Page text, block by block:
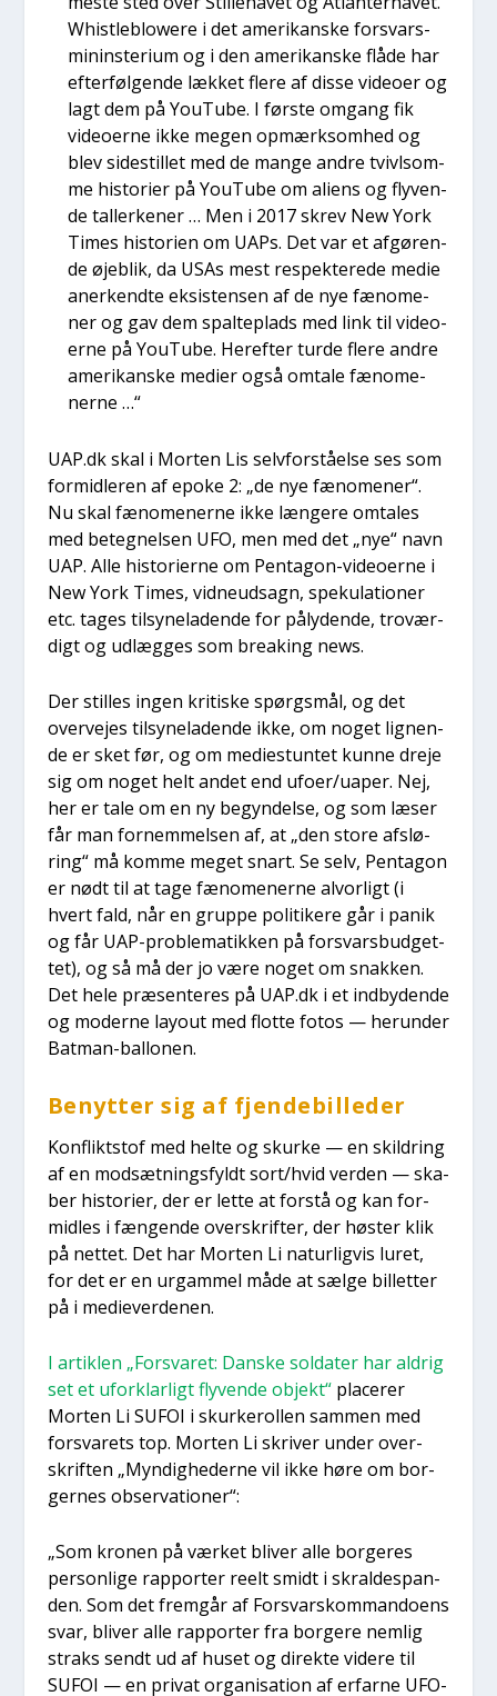
Whi­st­le­blowe­re i det ame­ri­kan­ske for­svars­
mi­nin­ste­ri­um og i den ame­ri­kan­ske flå­de har
efter­føl­gen­de læk­ket fle­re af dis­se video­er og
lagt dem på YouTu­be. I før­ste omgang fik
video­er­ne ikke megen opmærk­som­hed og
blev sidestil­let med de man­ge andre tvivls­om­
me histo­ri­er på YouTu­be om ali­ens og fly­ven­
de tal­ler­ke­ner … Men i 2017 skrev New York
Times histo­ri­en om UAPs. Det var et afgø­ren­
de øje­blik, da USAs mest respek­te­re­de medie
aner­kend­te eksi­sten­sen af de nye fæno­me­
ner og gav dem spal­te­plads med link til video­
er­ne på YouTu­be. Her­ef­ter tur­de fle­re andre
ame­ri­kan­ske medi­er også omta­le fæno­me­
ner­ne …“
UAP.dk skal i Mor­ten Lis selv­for­stå­el­se ses som
for­mid­le­ren af epo­ke 2: „de nye fæno­me­ner“.
Nu skal fæno­me­ner­ne ikke læn­ge­re omta­les
med beteg­nel­sen UFO, men med det „nye“ navn
UAP. Alle histo­ri­er­ne om Pen­ta­gon-video­er­ne i
New York Times, vid­neud­sagn, spe­ku­la­tio­ner
etc. tages til­sy­ne­la­den­de for påly­den­de, tro­vær­
digt og udlæg­ges som bre­aking news.
Der stil­les ingen kri­ti­ske spørgs­mål, og det
over­ve­jes til­sy­ne­la­den­de ikke, om noget lig­nen­
de er sket før, og om medi­estun­tet kun­ne dre­je
sig om noget helt andet end ufoer/uaper. Nej,
her er tale om en ny begyn­del­se, og som læser
får man for­nem­mel­sen af, at „den sto­re afslø­
ring“ må kom­me meget snart. Se selv, Pen­ta­gon
er nødt til at tage fæno­me­ner­ne alvor­ligt (i
hvert fald, når en grup­pe poli­ti­ke­re går i panik
og får UAP-pro­ble­ma­tik­ken på for­svars­bud­get­
tet), og så må der jo være noget om snak­ken.
Det hele præ­sen­te­res på UAP.dk i et ind­by­den­de
og moder­ne lay­out med flot­te fotos — her­un­der
Bat­man-bal­lo­nen.
Benyt­ter sig af fjen­de­bil­le­der
Kon­flikt­stof med hel­te og skur­ke — en skil­dring
af en mod­sæt­nings­fyldt sort/hvid ver­den — ska­
ber histo­ri­er, der er let­te at for­stå og kan for­
mid­les i fæn­gen­de over­skrif­ter, der høster klik
på net­tet. Det har Mor­ten Li natur­lig­vis luret,
for det er en urgam­mel måde at sæl­ge bil­let­ter
på i medi­e­ver­de­nen.
I artik­len „For­sva­ret: Dan­ske sol­da­ter har aldrig
set et ufor­klar­ligt fly­ven­de objekt“pla­ce­rer
Mor­ten Li SUFOI i skur­kerol­len sam­men med
for­sva­rets top. Mor­ten Li skri­ver under over­
skrif­ten „Myn­dig­he­der­ne vil ikke høre om bor­
ger­nes obser­va­tio­ner“:
„Som kro­nen på vær­ket bli­ver alle bor­ge­res
per­son­li­ge rap­por­ter reelt smidt i skral­des­pan­
den. Som det frem­går af For­svarskom­man­do­ens
svar, bli­ver alle rap­por­ter fra bor­ge­re nem­lig
straks sendt ud af huset og direk­te vide­re til
SUFOI — en pri­vat orga­ni­sa­tion af erfar­ne UFO-